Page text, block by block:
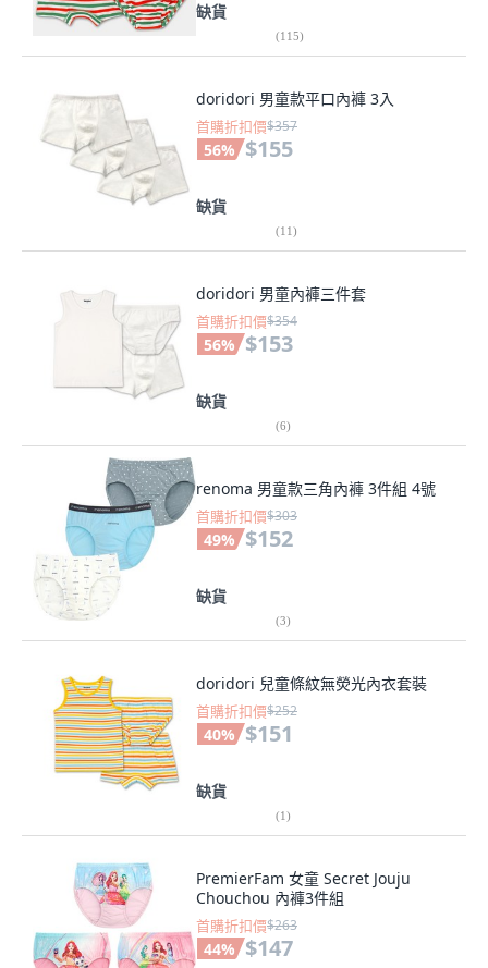
缺貨
(115)
doridori 男童款平口內褲 3入
首購折扣價$357
56% $155
缺貨
(11)
doridori 男童內褲三件套
首購折扣價$354
56% $153
缺貨
(6)
renoma 男童款三角內褲 3件組 4號
首購折扣價$303
49% $152
缺貨
(3)
doridori 兒童條紋無熒光內衣套裝
首購折扣價$252
40% $151
缺貨
(1)
PremierFam 女童 Secret Jouju
Chouchou 內褲3件組
首購折扣價$263
44% $147